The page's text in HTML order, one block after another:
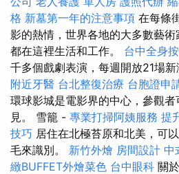
格 新墓第一年的注意事項 在每條
影的熱情，世界各地的大多數藝
都在這裡生活和工作。 台中全身
千多個戲劇表演，每週開放21場新
附近牙醫 台北整復治療 台胞證申
環球影城是電影界的中心，參觀
見。 雪籠 - 專業打掃阿姨服務 提
技巧 居住在北極苔原和北美，可
毛來識別。 新竹外燴 房間設計 中
緻BUFFET外燴菜色 台中眼科 關